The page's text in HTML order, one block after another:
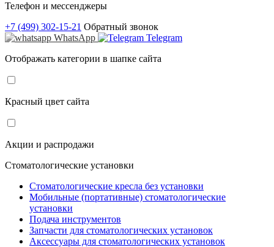
Телефон и мессенджеры
+7 (499) 302-15-21 Обратный звонок
WhatsApp
Telegram
Отображать категории в шапке сайта
Красный цвет сайта
Акции и распродажи
Стоматологические установки
Стоматологические кресла без установки
Мобильные (портативные) стоматологические
установки
Подача инструментов
Запчасти для стоматологических установок
Аксессуары для стоматологических установок